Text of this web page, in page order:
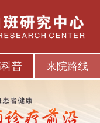
普 来院路线